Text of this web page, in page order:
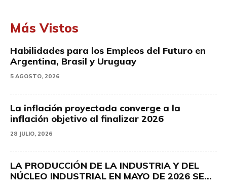
Más Vistos
Habilidades para los Empleos del Futuro en
Argentina, Brasil y Uruguay
5 AGOSTO, 2026
La inflación proyectada converge a la
inflación objetivo al finalizar 2026
28 JULIO, 2026
LA PRODUCCIÓN DE LA INDUSTRIA Y DEL
NÚCLEO INDUSTRIAL EN MAYO DE 2026 SE...